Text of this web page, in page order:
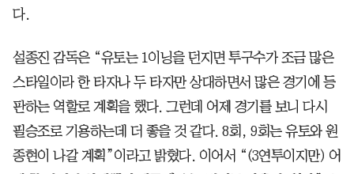
다.
설종진 감독은 “유토는 1이닝을 던지면 투구수가 조금 많은
스타일이라 한 타자나 두 타자만 상대하면서 많은 경기에 등
판하는 역할로 계획을 했다. 그런데 어제 경기를 보니 다시
필승조로 기용하는데 더 좋을 것 같다. 8회, 9회는 유토와 원
종현이 나갈 계획”이라고 밝혔다. 이어서 “(3연투이지만) 어